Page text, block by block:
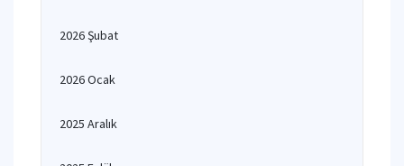
2026 Şubat
2026 Ocak
2025 Aralık